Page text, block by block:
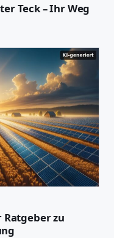
Teck – Ihr Weg
zu